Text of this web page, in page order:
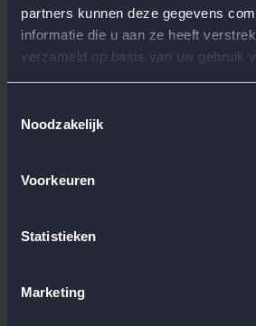
partners kunnen deze gegevens
informatie die u aan ze heeft
verzameld op basis van uw gebruik
Noodzakelijk
Voorkeuren
Statistieken
Marketing
Website CEWE
Niet het antwoord
Stel ons een vraag